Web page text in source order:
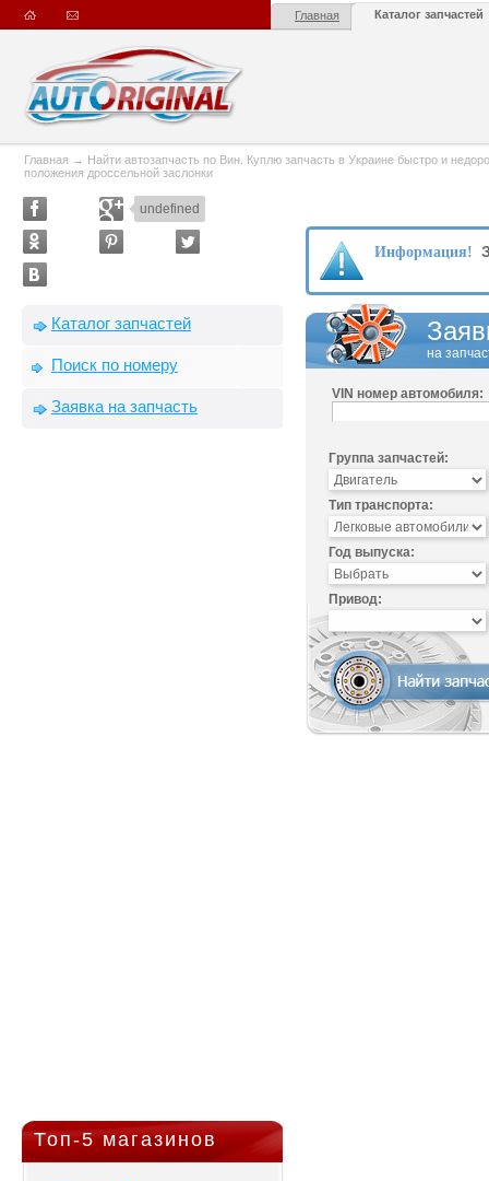
Главная Каталог запчастей
Главная → Найти автозапчасть по Вин. Куплю запчасть в Украине быстро и
положения дроссельной заслонки
undefined
Каталог запчастей
Поиск по номеру
Заявка на запчасть
Топ-5 магазинов
Информация!
на
VIN номер автомобиля:
Группа запчастей:
Тип транспорта:
Год выпуска:
Привод: